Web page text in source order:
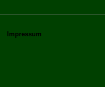
Impressum